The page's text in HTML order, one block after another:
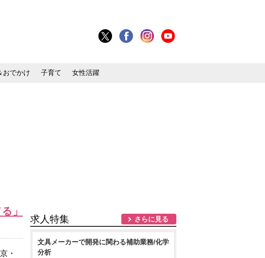
おでかけ 子育て 女性活躍
」
・
求人特集 さらに見る
文具メーカーで開発に関わる補助業務/化学
分析